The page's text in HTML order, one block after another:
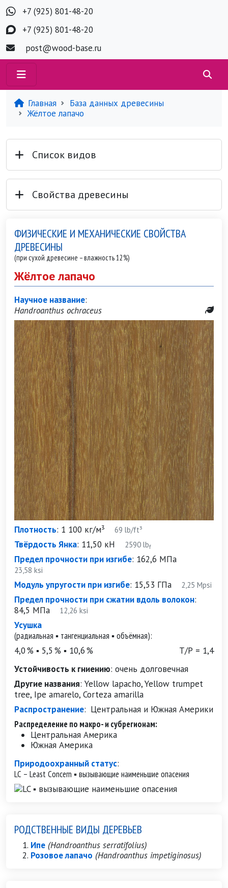
+7 (925) 801-48-20
+7 (925) 801-48-20
post@wood-base.ru
Главная
База данных древесины
Жёлтое лапачо
Список видов
Свойства древесины
ФИЗИЧЕСКИЕ И МЕХАНИЧЕСКИЕ СВОЙСТВА
ДРЕВЕСИНЫ
(при сухой древесине – влажность 12%)
Жёлтое лапачо
Научное название:
Handroanthus ochraceus
Плотность: 1 100 кг/м³ 69 lb/ft³
Твёрдость Янка: 11,50 кН 2590 lbf
Предел прочности при изгибе: 162,6 МПа
23,58 ksi
Модуль упругости при изгибе: 15,53 ГПа 2,25 Mpsi
Предел прочности при сжатии вдоль волокон:
84,5 МПа 12,26 ksi
Усушка
(радиальная ▪ тангенциальная ▪ объёмная):
4,0 % ▪ 5,5 % ▪ 10,6 %
Т/Р = 1,4
Устойчивость к гниению: очень долговечная
Другие названия: Yellow lapacho, Yellow trumpet
tree, Ipe amarelo, Corteza amarilla
Распространение: Центральная и Южная Америки
Распределение по макро- и субрегионам:
Центральная Америка
Южная Америка
Природоохранный статус:
LC – Least Concern ▪ вызывающие наименьшие опасения
РОДСТВЕННЫЕ ВИДЫ ДЕРЕВЬЕВ
Ипе (Handroanthus serratifolius)
Розовое лапачо (Handroanthus impetiginosus)